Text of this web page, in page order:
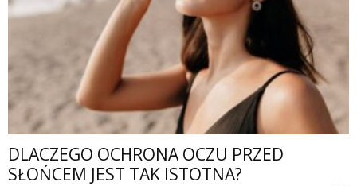
DLACZEGO OCHRONA OCZU PRZED
SŁOŃCEM JEST TAK ISTOTNA?